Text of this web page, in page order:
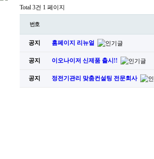
Total 3건 1 페이지
번호
공지 홈페이지 리뉴얼
공지 이오나이저 신제품 출시!!
공지 정전기관리 맞춤컨설팅 전문회사